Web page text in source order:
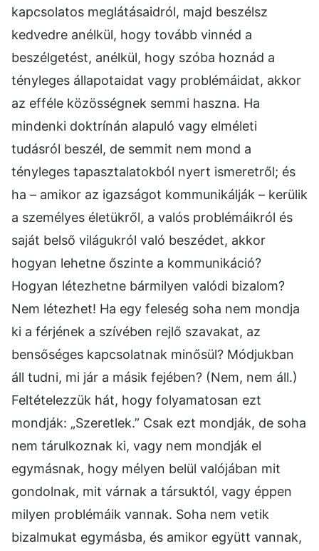
kapcsolatos meglátásaidról, majd beszélsz
kedvedre anélkül, hogy tovább vinnéd a
beszélgetést, anélkül, hogy szóba hoznád a
tényleges állapotaidat vagy problémáidat, akkor
az efféle közösségnek semmi haszna. Ha
mindenki doktrínán alapuló vagy elméleti
tudásról beszél, de semmit nem mond a
tényleges tapasztalatokból nyert ismeretről; és
ha – amikor az igazságot kommunikálják – kerülik
a személyes életükről, a valós problémáikról és
saját belső világukról való beszédet, akkor
hogyan lehetne őszinte a kommunikáció?
Hogyan létezhetne bármilyen valódi bizalom?
Nem létezhet! Ha egy feleség soha nem mondja
ki a férjének a szívében rejlő szavakat, az
bensőséges kapcsolatnak minősül? Módjukban
áll tudni, mi jár a másik fejében? (Nem, nem áll.)
Feltételezzük hát, hogy folyamatosan ezt
mondják: „Szeretlek.” Csak ezt mondják, de soha
nem tárulkoznak ki, vagy nem mondják el
egymásnak, hogy mélyen belül valójában mit
gondolnak, mit várnak a társuktól, vagy éppen
milyen problémáik vannak. Soha nem vetik
bizalmukat egymásba, és amikor együtt vannak,